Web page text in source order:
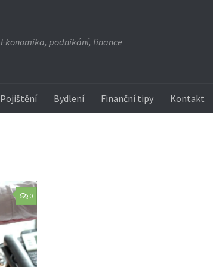
Ekonomika, podnikání, finance
Pojištění Bydlení Finanční tipy Kontakt
0